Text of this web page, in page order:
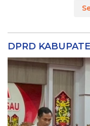
DPRD